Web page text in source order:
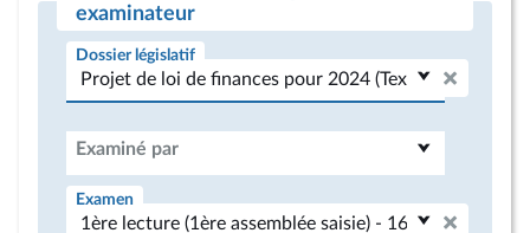
examinateur
Dossier législatif
Examiné par
Examen